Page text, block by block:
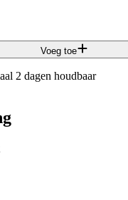
Voeg toe
2 dagen houdbaar